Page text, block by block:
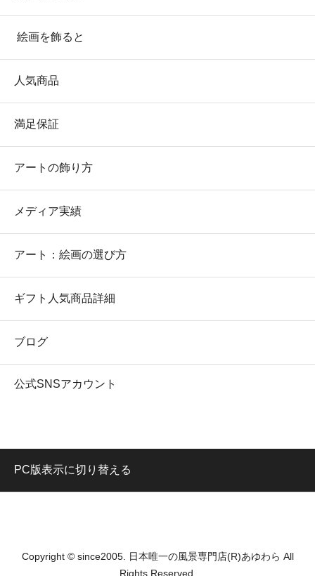
絵画を飾ると
人気商品
満足保証
アートの飾り方
メディア実績
アート：絵画の選び方
ギフト人気商品詳細
ブログ
公式SNSアカウント
PC版表示に切り替える
Copyright © since2005. 日本唯一の風景専門店(R)あゆわら All
Rights Reserved.